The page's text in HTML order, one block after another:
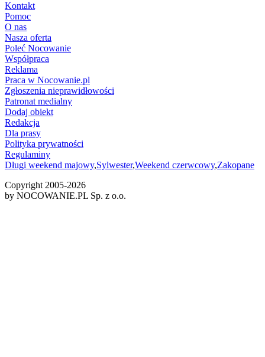
Kontakt
Pomoc
O nas
Nasza oferta
Poleć Nocowanie
Współpraca
Reklama
Praca w Nocowanie.pl
Zgłoszenia nieprawidłowości
Patronat medialny
Dodaj obiekt
Redakcja
Dla prasy
Polityka prywatności
Regulaminy
Długi weekend majowy,Sylwester,Weekend czerwcowy,Zakopane
Copyright 2005-2026
by NOCOWANIE.PL Sp. z o.o.